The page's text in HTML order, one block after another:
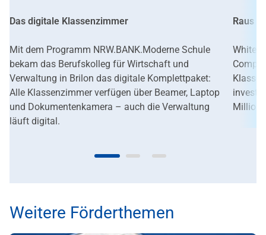
Das digitale Klassenzimmer
Mit dem Programm NRW.BANK.Moderne Schule
bekam das Berufskolleg für Wirtschaft und
Verwaltung in Brilon das digitale Komplettpaket:
Alle Klassenzimmer verfügen über Beamer, Laptop
und Dokumentenkamera – auch die Verwaltung
läuft digital.
Raus
Weitere Förderthemen